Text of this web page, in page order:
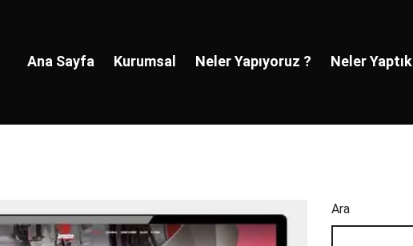
Ana Sayfa Kurumsal Neler Yapıyoruz ? Neler Yaptık
Ara